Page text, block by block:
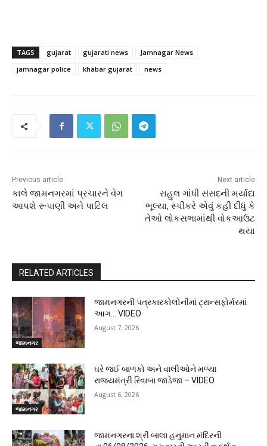
TAGS gujarat gujarati news
Jamnagar News
jamnagar police
khabar gujarat news
Previous article
કાલે જામનગરમાં પ્રચારને વેગ
આપશે રૂપાણી અને પાટિલ
Next article
રાહુલ ગાંધી સંસદની મર્યાદા
ભૂલ્યા, સ્પીકરે એવું કહી દીધું કે
તેઓ લોકસભામાંથી વોકઆઉટ
થયા
RELATED ARTICLES
જામનગર
જામનગરની પત્રકારકોલોનીમાં ટ્રાન્સફોર્મરમાં
આગ… VIDEO
August 7, 2026
જામનગર
ઘરે જઈ બાળકો અને વાલીઓને મળ્યા
રાજ્યમંત્રી રિવાબા જાડેજા – VIDEO
August 6, 2026
જામનગરના શ્રી બાલા હનુમાન મંદિરની